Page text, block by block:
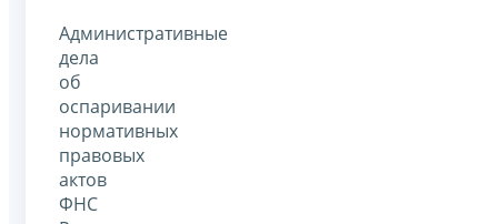
Административные
дела
об
оспаривании
нормативных
правовых
актов
ФНС